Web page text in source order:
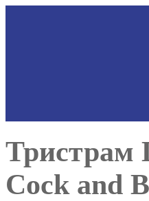
Тристрам
Cock and